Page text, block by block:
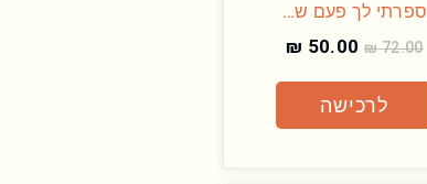
ספרתי לך פעם ש…
₪72.00
₪ 50.00
לרכישה